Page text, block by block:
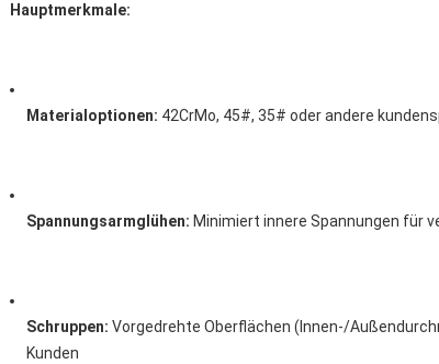
Hauptmerkmale:
Materialoptionen: 42CrMo, 45#, 35# oder andere
Spannungsarmglühen: Minimiert innere Spannungen für
Schruppen: Vorgedrehte Oberflächen (Innen-/
Kunden